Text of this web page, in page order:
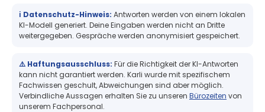
Primera Disc Publisher DP-4052 CD /
DVD Roboter - 1 Laufwerk 50Disc
Garantie*
ℹ️ Datenschutz-Hinweis: Antworten werden von einem lokalen
KI-Modell generiert. Deine Eingaben werden nicht an Dritte
weitergegeben. Gespräche werden anonymisiert gespeichert.
⚠️ Haftungsausschluss: Für die Richtigkeit der KI-Antworten
kann nicht garantiert werden. Karli wurde mit spezifischem
Fachwissen geschult, Abweichungen sind aber möglich.
Verbindliche Aussagen erhalten Sie zu unseren Bürozeiten von
unserem Fachpersonal.